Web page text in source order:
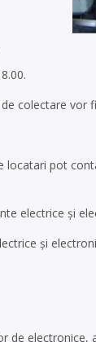
colectare vor
pot
electrice şi
şi
de